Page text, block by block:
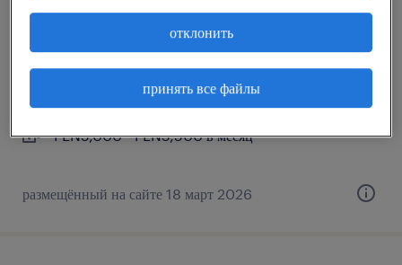
работник / работница склада (товары
kąty wrocławskie, dolnośląskie
временная работа
PLN5,000 - PLN5,500 в месяц
размещённый на сайте 18 март 2026
принять все файлы
отклонить